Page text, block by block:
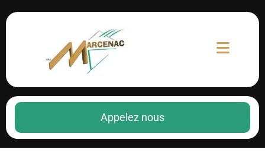
Appelez nous